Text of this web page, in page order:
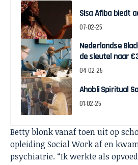
Sisa Afiba biedt
07-02-25
Nederlandse
de sleutel naar
economische
04-02-25
Ahobli Spiritual
01-02-25
Betty blonk vanaf toen uit op
opleiding Social Work af en
psychiatrie. “Ik werkte als